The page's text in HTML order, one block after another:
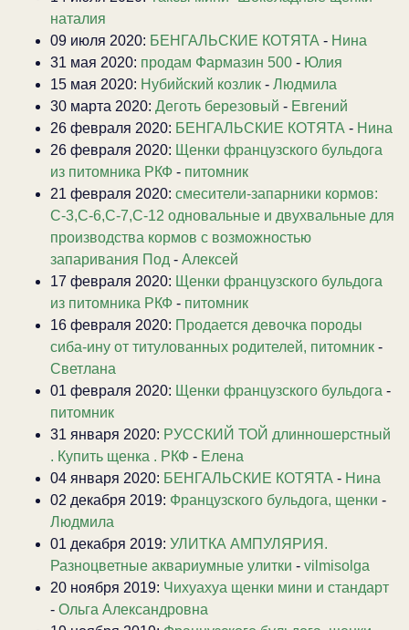
наталия
09 июля 2020: БЕНГАЛЬСКИЕ КОТЯТА - Нина
31 мая 2020: продам Фармазин 500 - Юлия
15 мая 2020: Нубийский козлик - Людмила
30 марта 2020: Деготь березовый - Евгений
26 февраля 2020: БЕНГАЛЬСКИЕ КОТЯТА - Нина
26 февраля 2020: Щенки французского бульдога
из питомника РКФ - питомник
21 февраля 2020: смесители-запарники кормов:
С-3,С-6,С-7,С-12 одновальные и двухвальные для
производства кормов с возможностью
запаривания Под - Алексей
17 февраля 2020: Щенки французского бульдога
из питомника РКФ - питомник
16 февраля 2020: Продается девочка породы
сиба-ину от титулованных родителей, питомник -
Светлана
01 февраля 2020: Щенки французского бульдога -
питомник
31 января 2020: РУССКИЙ ТОЙ длинношерстный
. Купить щенка . РКФ - Елена
04 января 2020: БЕНГАЛЬСКИЕ КОТЯТА - Нина
02 декабря 2019: Французского бульдога, щенки -
Людмила
01 декабря 2019: УЛИТКА АМПУЛЯРИЯ.
Разноцветные аквариумные улитки - vilmisolga
20 ноября 2019: Чихуахуа щенки мини и стандарт
- Ольга Александровна